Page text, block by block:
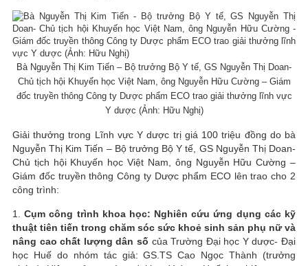
Bà Nguyễn Thị Kim Tiến – Bộ trưởng Bộ Y tế, GS Nguyễn Thị Doan-
Chủ tịch hội Khuyến học Việt Nam, ông Nguyễn Hữu Cường – Giám
đốc truyền thông Công ty Dược phẩm ECO trao giải thưởng lĩnh vực
Y dược (Ảnh: Hữu Nghị)
Giải thưởng trong Lĩnh vực Y dược trị giá 100 triệu đồng do bà
Nguyễn Thị Kim Tiến – Bộ trưởng Bộ Y tế, GS Nguyễn Thị Doan-
Chủ tịch hội Khuyến học Việt Nam, ông Nguyễn Hữu Cường –
Giám đốc truyền thông Công ty Dược phẩm ECO lên trao cho 2
công trình:
1.Cụm công trình khoa học: Nghiên cứu ứng dụng các kỹ
thuật tiên tiến trong chăm sóc sức khoẻ sinh sản phụ nữ và
nâng cao chất lượng dân số của Trường Đại học Y dược- Đại
học Huế do nhóm tác giả: GS.TS Cao Ngọc Thành (trưởng